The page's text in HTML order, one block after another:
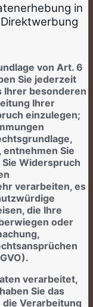
in
von Art. 6
Sie jederzeit
Ihrer besonderen
Ihrer
einzulegen;
Sie
Widerspruch
verarbeiten, es
die Ihre
oder
verarbeitet,
Sie das
Verarbeitung